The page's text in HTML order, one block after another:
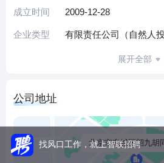
以改革改制为主线、以业态调整升级
出、布局合理、特色鲜明、运营高效
运营模式，打造“具有较强核心竞争
成立时间 2009-12-28
企业类型 有限责任公司（自然人
展开全部
公司地址
北京市东城区韶九胡
找风口工作，就上智联招聘